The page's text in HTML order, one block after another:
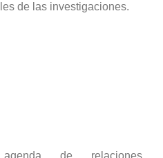
de las investigaciones.
de relaciones